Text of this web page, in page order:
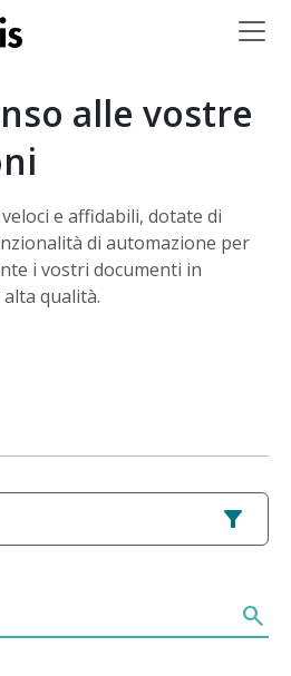
alle vostre
e affidabili, dotate di
di automazione per
i vostri documenti in
qualità.
search